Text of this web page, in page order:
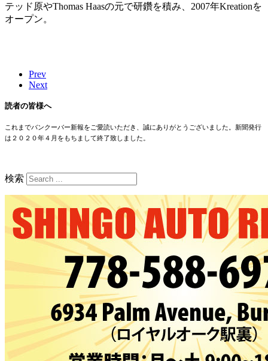
テッド原やThomas Haasの元で研鑽を積み、2007年Kreationを
オープン。
Prev
Next
読者の皆様へ
これまでバンクーバー新報をご愛読いただき、誠にありがとうございました。新聞発行
は２０２０年４月をもちまして終了致しました。
検索